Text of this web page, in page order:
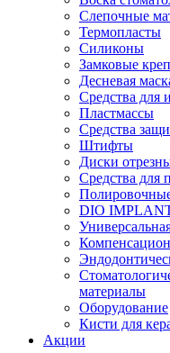
Слепочные
Термопласты
Силиконы
Замковые
Десневая
Средства для
Пластмассы
Средства
Штифты
Диски
Средства для
DIO
материалы
Оборудование
Кисти для
Акции